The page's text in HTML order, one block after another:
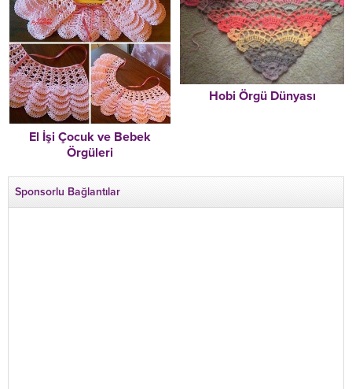
El İşi Çocuk ve Bebek
Örgüleri
Hobi Örgü Dünyası
Sponsorlu Bağlantılar